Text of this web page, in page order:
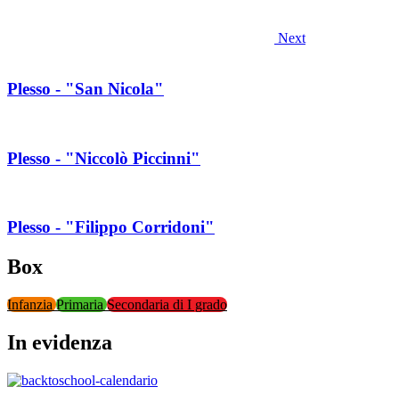
Next
Plesso - "San Nicola"
Plesso - "Niccolò Piccinni"
Plesso - "Filippo Corridoni"
Box
InfanziaPrimariaSecondaria di I grado
In evidenza